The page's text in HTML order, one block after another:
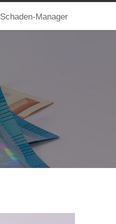
Schaden-Manager